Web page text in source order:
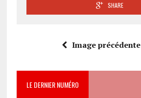
SHARE
Image précédente
LE DERNIER NUMÉRO